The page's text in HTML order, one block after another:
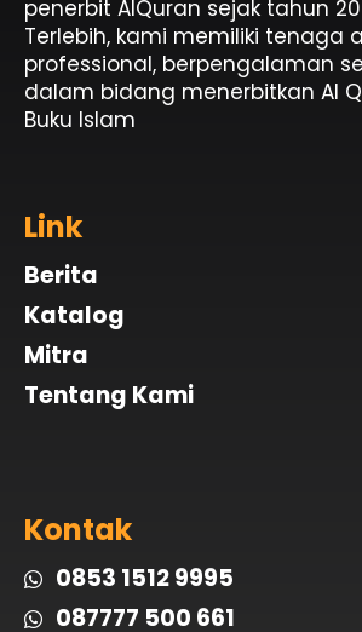
penerbit AlQuran sejak tahun
Terlebih, kami memiliki tenaga
professional, berpengalaman
dalam bidang menerbitkan Al
Buku Islam
Link
Berita
Katalog
Mitra
Tentang Kami
Kontak
0853 1512 9995
087777 500 661